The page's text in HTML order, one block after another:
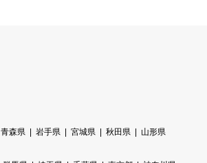
青森県 岩手県 宮城県 秋田県
山形県